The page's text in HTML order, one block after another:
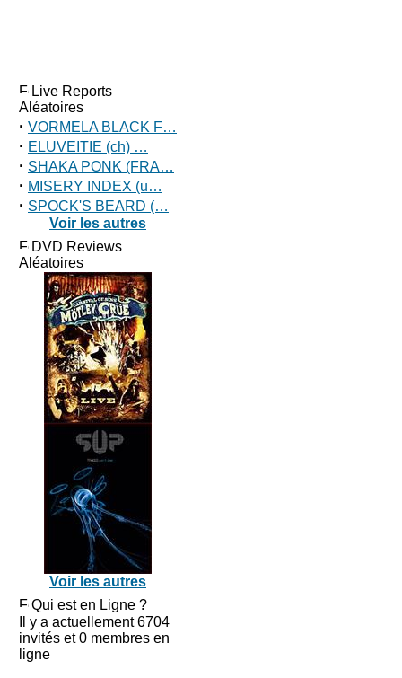
Live Reports
Aléatoires
· VORMELA BLACK F…
· ELUVEITIE (ch) …
· SHAKA PONK (FRA…
· MISERY INDEX (u…
· SPOCK'S BEARD (…
Voir les autres
DVD Reviews
Aléatoires
Voir les autres
Qui est en Ligne ?
Il y a actuellement 6704
invités et 0 membres en
ligne